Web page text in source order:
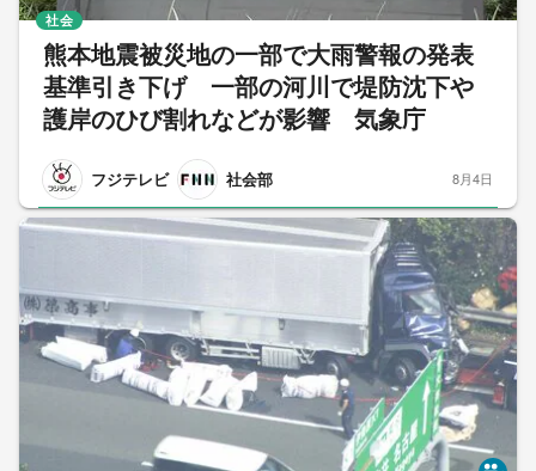
熊本地震被災地の一部で大雨警報の発表
基準引き下げ 一部の河川で堤防沈下や
護岸のひび割れなどが影響 気象庁
フジテレビ 社会部
社会
8月4日